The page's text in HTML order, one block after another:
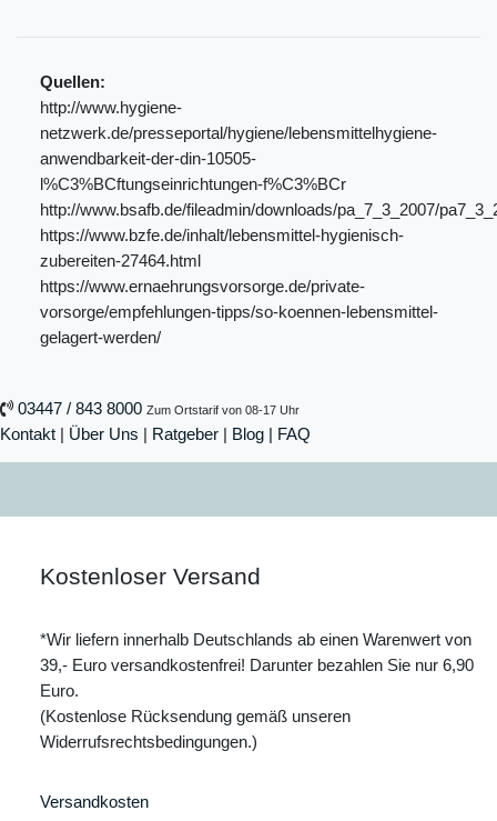
Quellen:
http://www.hygiene-
netzwerk.de/presseportal/hygiene/lebensmittelhygiene-
anwendbarkeit-der-din-10505-
l%C3%BCftungseinrichtungen-f%C3%BCr
http://www.bsafb.de/fileadmin/downloads/pa_7_3_2007/
https://www.bzfe.de/inhalt/lebensmittel-hygienisch-
zubereiten-27464.html
https://www.ernaehrungsvorsorge.de/private-
vorsorge/empfehlungen-tipps/so-koennen-lebensmittel-
gelagert-werden/
03447 / 843 8000 Zum Ortstarif von 08-17 Uhr
Kontakt | Über Uns | Ratgeber | Blog | FAQ
Kostenloser Versand
*Wir liefern innerhalb Deutschlands ab einen Warenwert von
39,- Euro versandkostenfrei! Darunter bezahlen Sie nur 6,90
Euro.
(Kostenlose Rücksendung gemäß unseren
Widerrufsrechtsbedingungen.)
Versandkosten